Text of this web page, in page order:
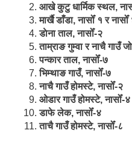
आखे कुटु धार्मिक स्थल,
मार्खै डाँडा, नासोँ १ र नासोँ
डाेना ताल, नासोँ-२
ताम्राङ गुम्वा र नाचै गाउँ
पन्कार ताल, नासोँ-७
भिम्थाङ गाउँ, नासोँ-७
नाचै गाउँ होमस्टे, नासोँ-२
ओ‍‍‌डार गाउँ होमस्टे, नासोँ-४
डाफे लेक, नासोँ-४
ताचै गाउँ होमस्टे, नासोँ-८